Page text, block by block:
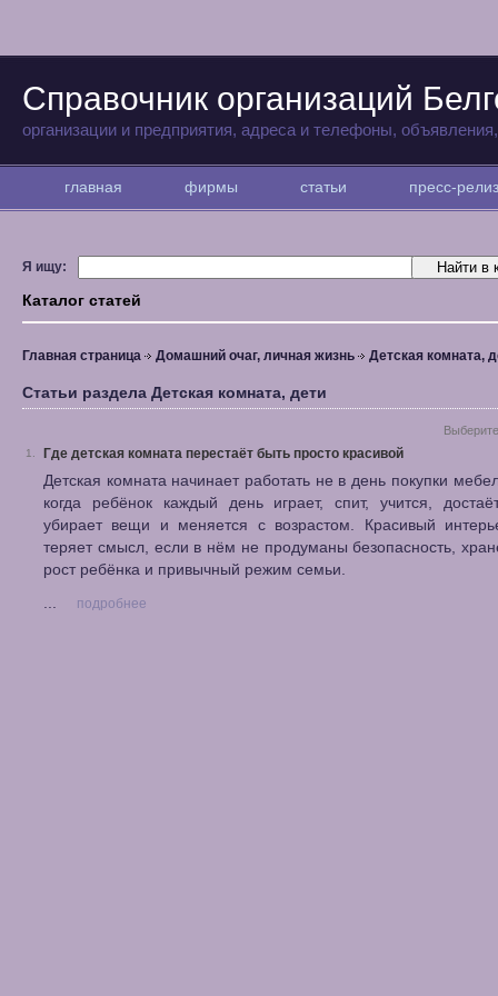
Справочник организаций
организации и предприятия, адреса и телефоны,
главная фирмы статьи пресс-
Я ищу:
Каталог статей
Главная страница Домашний очаг, личная жизнь Детская комната,
Статьи раздела Детская комната, дети
1. Где детская комната перестаёт быть просто красивой
Детская комната начинает работать не в день покупки
когда ребёнок каждый день играет, спит, учится,
убирает вещи и меняется с возрастом. Красивый
теряет смысл, если в нём не продуманы безопасность,
рост ребёнка и привычный режим семьи.
...
подробнее